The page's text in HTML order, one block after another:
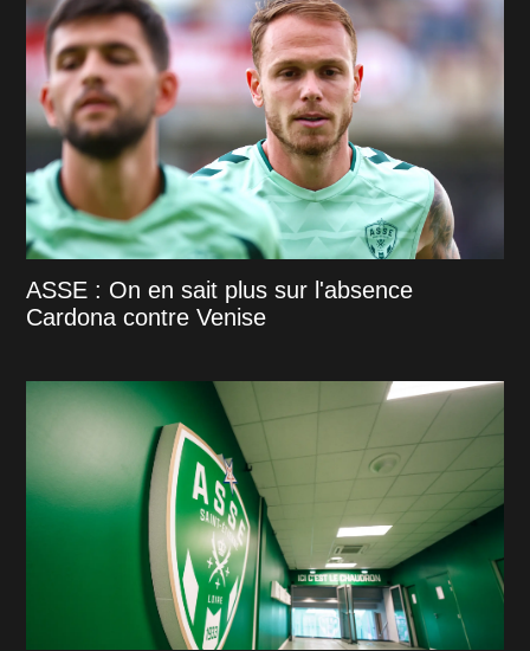
ASSE : On en sait plus sur l'absence
Cardona contre Venise